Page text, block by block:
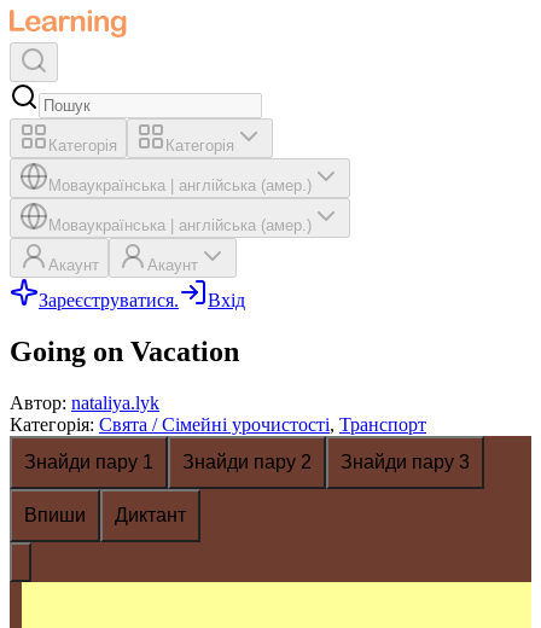
Категорія Категорія
Моваукраїнська англійська (амер.)
Моваукраїнська англійська (амер.)
Акаунт Акаунт
Зареєструватися. Вхід
Going on Vacation
Автор: nataliya.lyk
Категорія: Свята / Сімейні урочистості, Транспорт
Знайди пару 1
Знайди пару 2 Знайди пару 3
Впиши Диктант